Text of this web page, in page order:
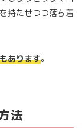
持たせつつ落ち着
あります。
法